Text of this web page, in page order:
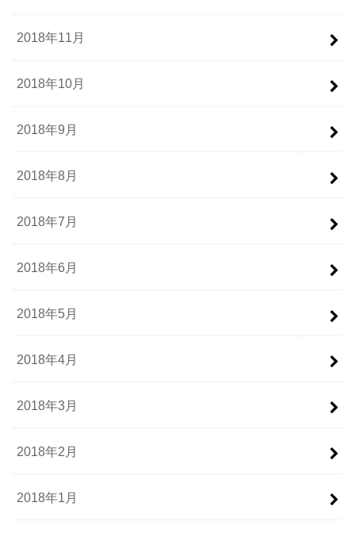
2018年11月
2018年10月
2018年9月
2018年8月
2018年7月
2018年6月
2018年5月
2018年4月
2018年3月
2018年2月
2018年1月